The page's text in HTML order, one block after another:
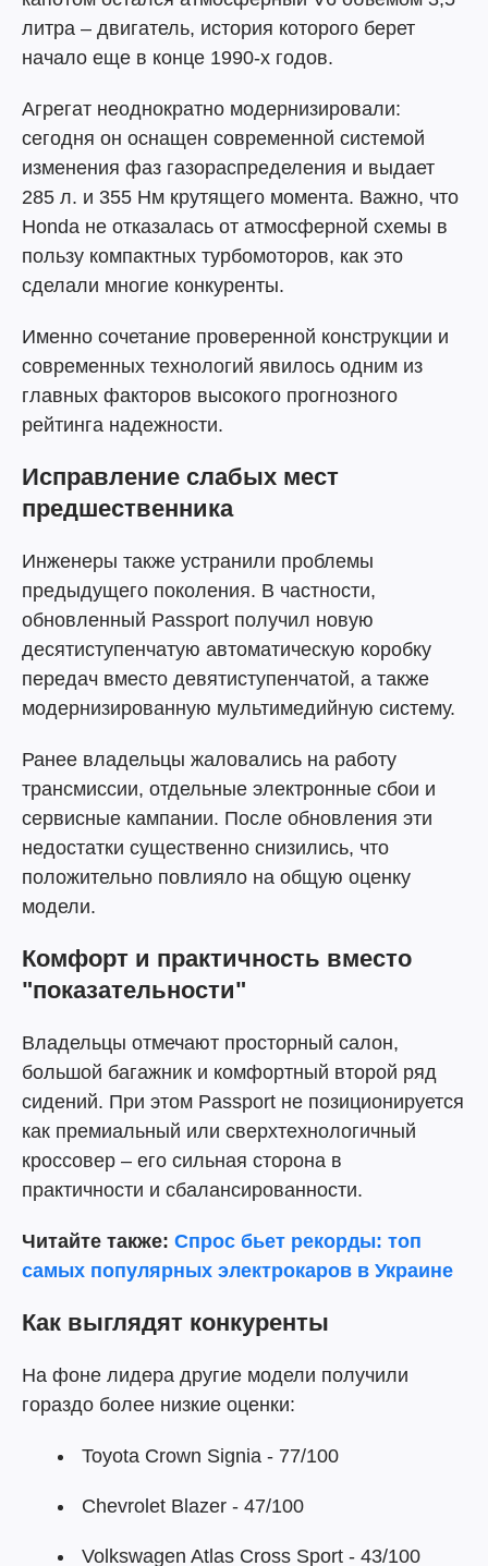
литра – двигатель, история которого берет
начало еще в конце 1990-х годов.
Агрегат неоднократно модернизировали:
сегодня он оснащен современной системой
изменения фаз газораспределения и выдает
285 л. и 355 Нм крутящего момента. Важно, что
Honda не отказалась от атмосферной схемы в
пользу компактных турбомоторов, как это
сделали многие конкуренты.
Именно сочетание проверенной конструкции и
современных технологий явилось одним из
главных факторов высокого прогнозного
рейтинга надежности.
Исправление слабых мест
предшественника
Инженеры также устранили проблемы
предыдущего поколения. В частности,
обновленный Passport получил новую
десятиступенчатую автоматическую коробку
передач вместо девятиступенчатой, а также
модернизированную мультимедийную систему.
Ранее владельцы жаловались на работу
трансмиссии, отдельные электронные сбои и
сервисные кампании. После обновления эти
недостатки существенно снизились, что
положительно повлияло на общую оценку
модели.
Комфорт и практичность вместо
"показательности"
Владельцы отмечают просторный салон,
большой багажник и комфортный второй ряд
сидений. При этом Passport не позиционируется
как премиальный или сверхтехнологичный
кроссовер – его сильная сторона в
практичности и сбалансированности.
Читайте также: Спрос бьет рекорды: топ
самых популярных электрокаров в Украине
Как выглядят конкуренты
На фоне лидера другие модели получили
гораздо более низкие оценки:
Toyota Crown Signia - 77/100
Chevrolet Blazer - 47/100
Volkswagen Atlas Cross Sport - 43/100